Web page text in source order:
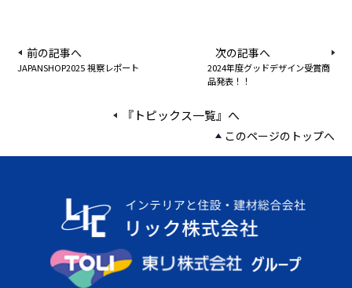
前の記事へ
JAPANSHOP2025 視察レポート
次の記事へ
2024年度グッドデザイン受賞商
品発表！！
『トピックス一覧』へ
このページのトップへ